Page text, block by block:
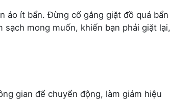
áo ít bẩn. Đừng cố gắng giặt đồ quá bẩn
mong muốn, khiến bạn phải giặt lại,
gian để chuyển động, làm giảm hiệu